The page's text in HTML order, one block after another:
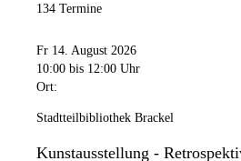
134 Termine
Fr 14. August 2026
10:00 bis 12:00 Uhr
Ort:
Stadtteilbibliothek Brackel
Kunstausstellung -